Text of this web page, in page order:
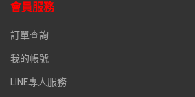
會員服務
訂單查詢
我的帳號
LINE專人服務